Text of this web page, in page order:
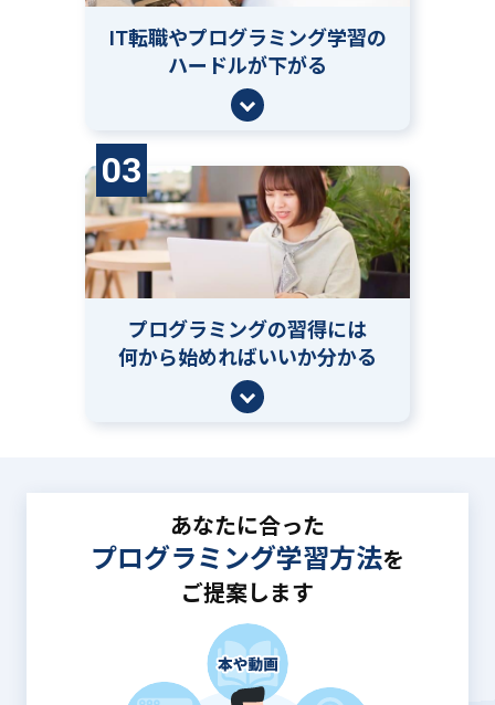
IT転職やプログラミング学習の
ハードルが下がる
03
プログラミングの習得には
何から始めればいいか分かる
あなたに合った
プログラミング学習方法を
ご提案します